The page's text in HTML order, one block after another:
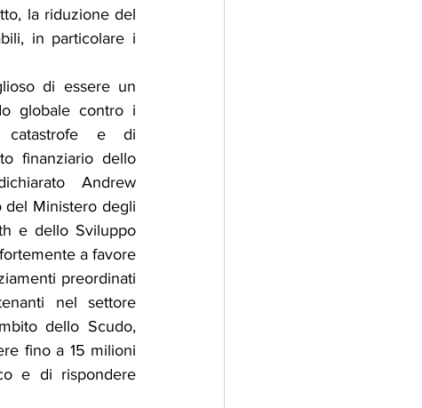
la riduzione del
in particolare i
di essere un
globale contro i
e di
finanziario dello
Andrew
del Ministero degli
e dello Sviluppo
a favore
preordinati
nel settore
dello Scudo,
fino a 15 milioni
e di rispondere